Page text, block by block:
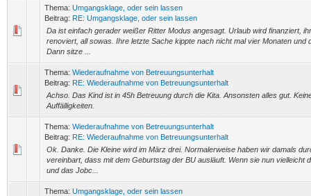
Thema: Umgangsklage, oder sein lassen
Beitrag: RE: Umgangsklage, oder sein lassen
Da ist einfach gerader weißer Ritter Modus angesagt. Urlaub wird finanziert,
renoviert, all sowas. Ihre letzte Sache kippte nach nicht mal vier Monaten und
Dann sitze ...
Thema: Wiederaufnahme von Betreuungsunterhalt
Beitrag: RE: Wiederaufnahme von Betreuungsunterhalt
Achso. Das Kind ist in 45h Betreuung durch die Kita. Ansonsten alles gut.
Auffälligkeiten.
Thema: Wiederaufnahme von Betreuungsunterhalt
Beitrag: RE: Wiederaufnahme von Betreuungsunterhalt
Ok. Danke. Die Kleine wird im März drei. Normalerweise haben wir damals
vereinbart, dass mit dem Geburtstag der BU ausläuft. Wenn sie nun vielleicht
und das Jobc...
Thema: Umgangsklage, oder sein lassen